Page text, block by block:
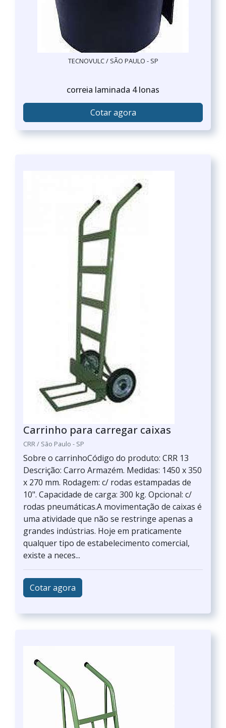
TECNOVULC / SÃO PAULO - SP
correia laminada 4 lonas
Cotar agora
Carrinho para carregar caixas
CRR / São Paulo - SP
Sobre o carrinhoCódigo do produto: CRR 13
Descrição: Carro Armazém. Medidas: 1450 x 350
x 270 mm. Rodagem: c/ rodas estampadas de
10". Capacidade de carga: 300 kg. Opcional: c/
rodas pneumáticas.A movimentação de caixas é
uma atividade que não se restringe apenas a
grandes indústrias. Hoje em praticamente
qualquer tipo de estabelecimento comercial,
existe a neces...
Cotar agora